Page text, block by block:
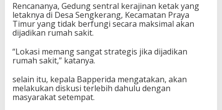
s
e
h
a
a
n
e
w
a
Rencananya, Gedung sentral kerajinan ketak yang
letaknya di Desa Sengkerang, Kecamatan Praya
Timur yang tidak berfungi secara maksimal akan
dijadikan rumah sakit.
“Lokasi memang sangat strategis jika dijadikan
rumah sakit,” katanya.
selain itu, kepala Bapperida mengatakan, akan
melakukan diskusi terlebih dahulu dengan
masyarakat setempat.